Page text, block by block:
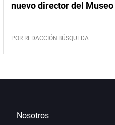
nuevo director del Museo
POR REDACCIÓN BÚSQUEDA
Nosotros